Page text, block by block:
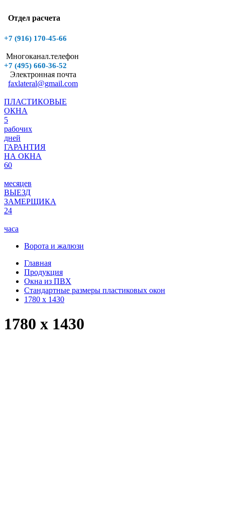
Отдел расчета
+7 (916) 170-45-66
Многоканал.телефон
+7 (495) 660-36-52
Электронная почта
faxlateral@gmail.com
ПЛАСТИКОВЫЕ
ОКНА
5
рабочих
дней
ГАРАНТИЯ
НА ОКНА
60
месяцев
ВЫЕЗД
ЗАМЕРЩИКА
24
часа
Ворота и жалюзи
Главная
Продукция
Окна из ПВХ
Стандартные размеры пластиковых окон
1780 x 1430
1780 x 1430